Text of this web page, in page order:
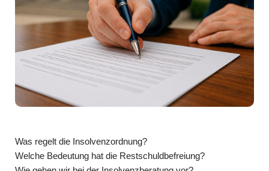
Was regelt die Insolvenzordnung?
Welche Bedeutung hat die Restschuldbefreiung?